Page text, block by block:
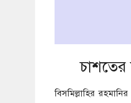
চাশতের
বিসমিল্লাহির